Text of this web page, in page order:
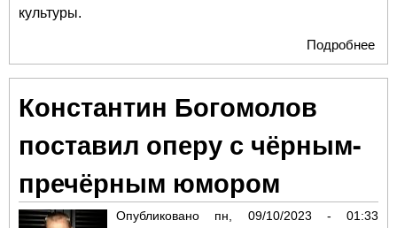
культуры.
Подробнее
Константин Богомолов
поставил оперу с чёрным-
пречёрным юмором
Опубликовано пн, 09/10/2023 - 01:33